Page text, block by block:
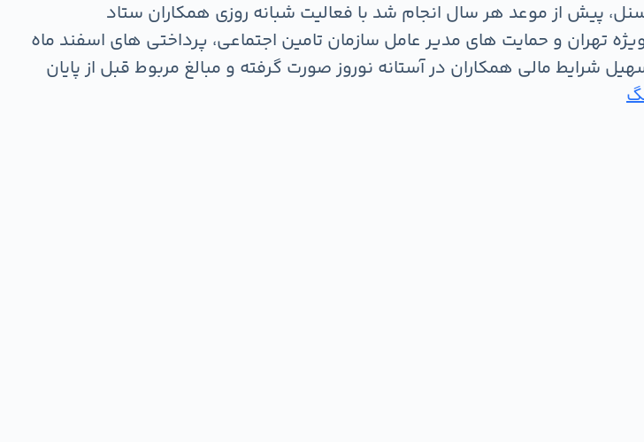
تهران و حمایت های مدیر عامل سازمان تامین اجتماعی، پرداختی های اسفند ماه
مالی همکاران در آستانه نوروز صورت گرفته و مبالغ مربوط قبل از پایان